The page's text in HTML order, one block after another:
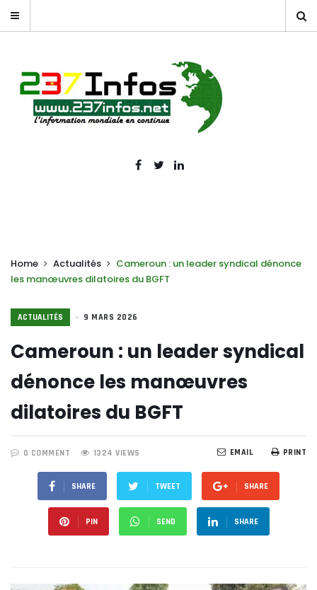
Home Actualités
Cameroun : un leader syndical dénonce
les manœuvres dilatoires du BGFT
ACTUALITÉS 9 MARS 2026
Cameroun : un leader syndical
dénonce les manœuvres
dilatoires du BGFT
0 COMMENT 1324 VIEWS PRINT
EMAIL
SHARE TWEET SHARE
PIN SEND SHARE